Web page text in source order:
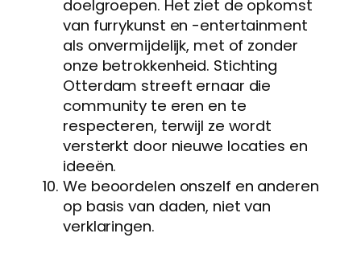
doelgroepen. Het ziet de opkomst
van furrykunst en -entertainment
als onvermijdelijk, met of zonder
onze betrokkenheid. Stichting
Otterdam streeft ernaar die
community te eren en te
respecteren, terwijl ze wordt
versterkt door nieuwe locaties en
ideeën.
We beoordelen onszelf en anderen
op basis van daden, niet van
verklaringen.